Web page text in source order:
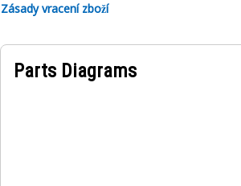
Zásady vracení zboží
Parts Diagrams